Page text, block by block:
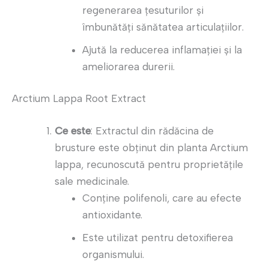
regenerarea țesuturilor și
îmbunătăți sănătatea articulațiilor.
Ajută la reducerea inflamației și la
ameliorarea durerii.
Arctium Lappa Root Extract
Ce este: Extractul din rădăcina de
brusture este obținut din planta Arctium
lappa, recunoscută pentru proprietățile
sale medicinale.
Conține polifenoli, care au efecte
antioxidante.
Este utilizat pentru detoxifierea
organismului.